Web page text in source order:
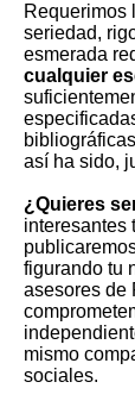
Requerimos
seriedad,
esmerada
cualquier
así ha sido,
¿Quieres
interesantes
figurando tu
asesores de
mismo
sociales.